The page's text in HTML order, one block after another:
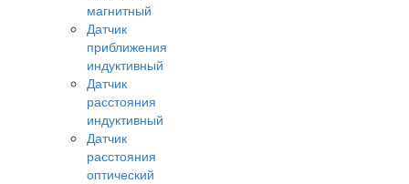
магнитный
Датчик
приближения
индуктивный
Датчик
расстояния
индуктивный
Датчик
расстояния
оптический